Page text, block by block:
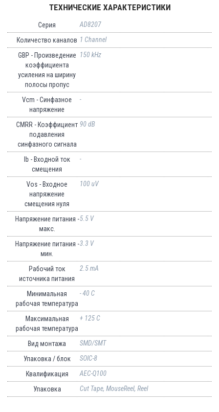
ТЕХНИЧЕСКИЕ ХАРАКТЕРИСТИКИ
Серия
AD8207
Количество каналов 1 Channel
GBP - Произведение
коэффициента
усиления на ширину
полосы пропус
150 kHz
Vcm - Синфазное
напряжение
-
CMRR - Коэффициент
подавления
синфазного сигнала
90 dB
Ib - Входной ток
смещения
-
Vos - Входное
напряжение
смещения нуля
100 uV
Напряжение питания -
макс.
5.5 V
Напряжение питания -
мин.
3.3 V
Рабочий ток
источника питания
2.5 mA
Минимальная
рабочая температура
- 40 C
Максимальная
рабочая температура
+ 125 C
Вид монтажа
SMD/SMT
Упаковка / блок
SOIC-8
Квалификация
AEC-Q100
Упаковка
Cut Tape, MouseReel, Reel